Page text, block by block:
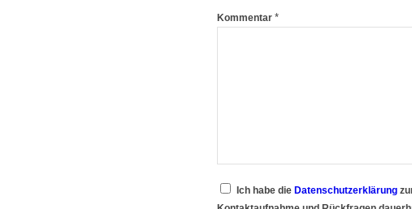
Kommentar *
Ich habe die Datenschutzerklärung